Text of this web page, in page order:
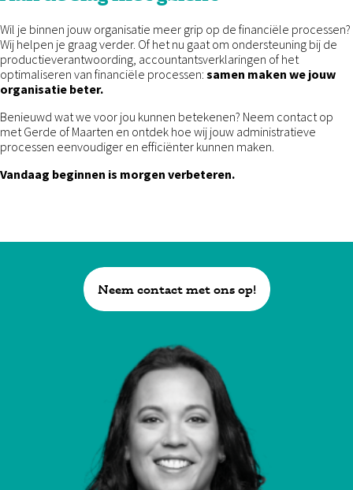
Wil je binnen jouw organisatie meer grip op de financiële processen?
Wij helpen je graag verder. Of het nu gaat om ondersteuning bij de
productieverantwoording, accountantsverklaringen of het
optimaliseren van financiële processen:samen maken we jouw
organisatie beter.
Benieuwd wat we voor jou kunnen betekenen? Neem contact op
met Gerde of Maarten en ontdek hoe wij jouw administratieve
processen eenvoudiger en efficiënter kunnen maken.
Vandaag beginnen is morgen verbeteren.
Neem contact met ons op!